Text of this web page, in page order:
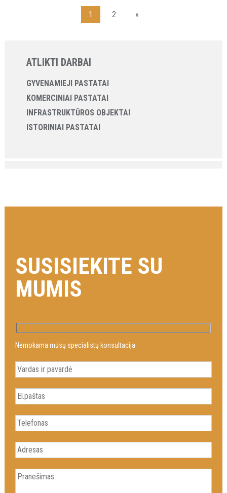
1 2 »
ATLIKTI DARBAI
GYVENAMIEJI PASTATAI
KOMERCINIAI PASTATAI
INFRASTRUKTŪROS OBJEKTAI
ISTORINIAI PASTATAI
SUSISIEKITE SU
MUMIS
Nemokama mūsų specialistų konsultacija